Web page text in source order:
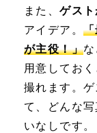
また、ゲス
アイデア。
が主役！」
用意してお
撮れます。
て、どんな
いなしです。